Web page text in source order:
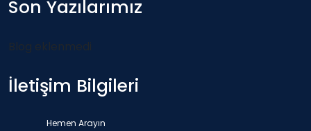
Son Yazılarımız
Blog eklenmedi
İletişim Bilgileri
Hemen Arayın